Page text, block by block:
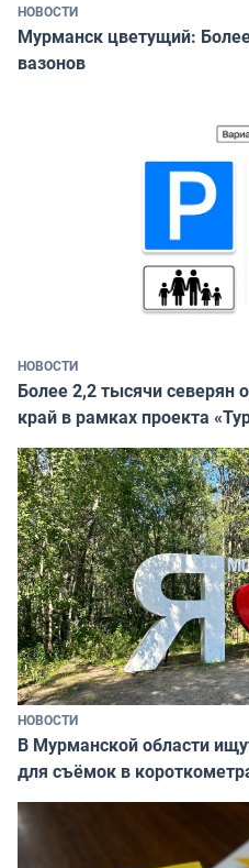
НОВОСТИ
Мурманск цветущий:
вазонов
НОВОСТИ
Более 2,2 тысячи северян
край в рамках проекта
НОВОСТИ
В Мурманской области
для съёмок в